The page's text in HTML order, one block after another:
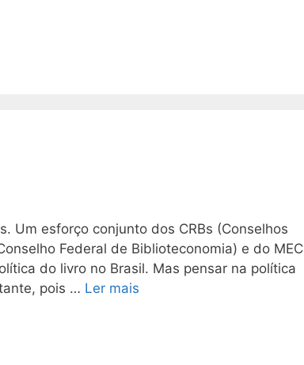
Um esforço conjunto dos CRBs (Conselhos
Federal de Biblioteconomia) e do MEC
do livro no Brasil. Mas pensar na política
pois … Ler mais